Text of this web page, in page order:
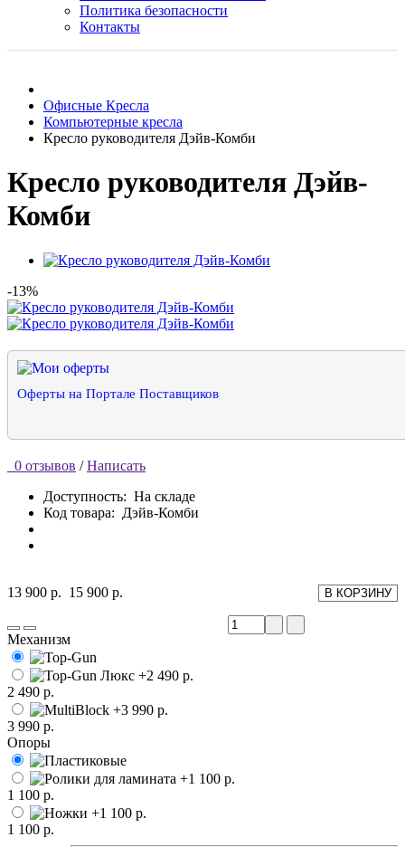
Политика безопасности
Контакты
Офисные Кресла
Компьютерные кресла
Кресло руководителя Дэйв-Комби
Кресло руководителя Дэйв-
Комби
-13%
Оферты на Портале Поставщиков
0 отзывов / Написать
Доступность: На складе
Код товара: Дэйв-Комби
В КОРЗИНУ
13 900 р. 15 900 р.
Механизм
2 490 р.
3 990 р.
Опоры
1 100 р.
1 100 р.